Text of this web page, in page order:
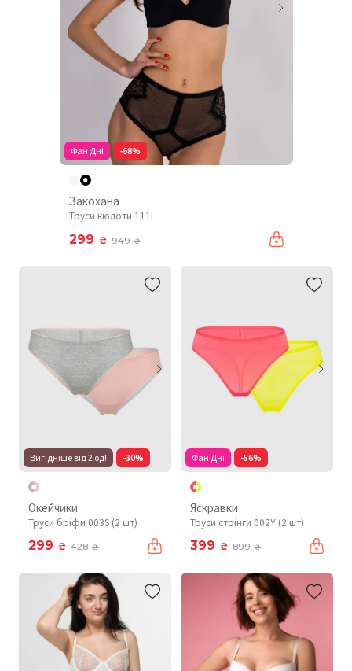
Фан Дні -68%
Закохана
Труси кюлоти 111L
299 ₴ 949₴
Вигідніше від 2 од! -30%
Окейчики
Труси бріфи 003S (2 шт)
299 ₴ 428₴
Фан Дні -56%
Яскравки
Труси стрінги 002Y (2 шт)
399 ₴ 899₴